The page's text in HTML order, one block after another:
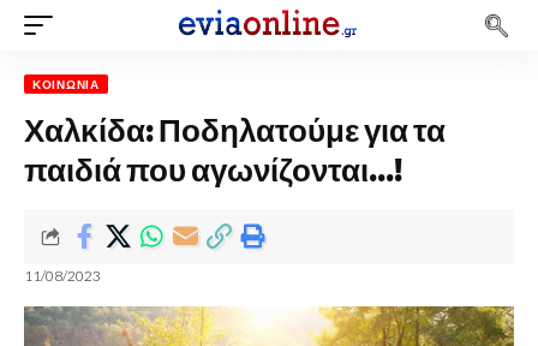
ΚΟΙΝΩΝΊΑ
Χαλκίδα: Ποδηλατούμε για τα
παιδιά που αγωνίζονται…!
11/08/2023